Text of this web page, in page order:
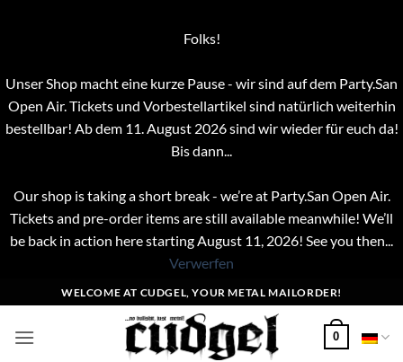
Folks!
Unser Shop macht eine kurze Pause - wir sind auf dem Party.San
Open Air. Tickets und Vorbestellartikel sind natürlich weiterhin
bestellbar! Ab dem 11. August 2026 sind wir wieder für euch da!
Bis dann...
Our shop is taking a short break - we’re at Party.San Open Air.
Tickets and pre-order items are still available meanwhile! We’ll
be back in action here starting August 11, 2026! See you then...
Verwerfen
Inhalt
springen
WELCOME AT CUDGEL, YOUR METAL MAILORDER!
0